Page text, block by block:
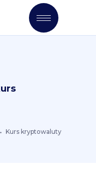
Kurs kryptowaluty